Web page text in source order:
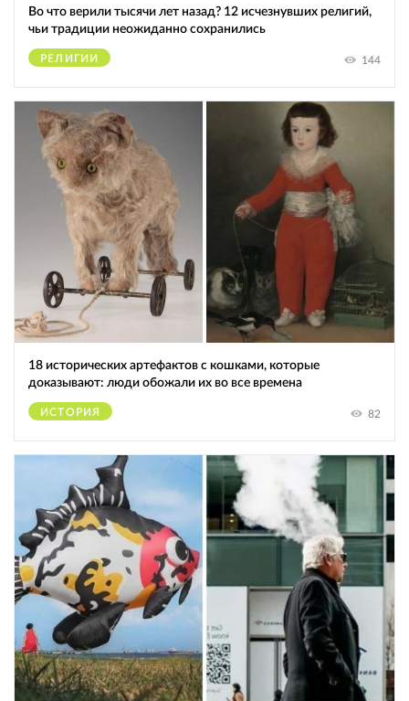
Во что верили тысячи лет назад? 12 исчезнувших религий,
чьи традиции неожиданно сохранились
РЕЛИГИИ 144
18 исторических артефактов с кошками, которые
доказывают: люди обожали их во все времена
ИСТОРИЯ 82